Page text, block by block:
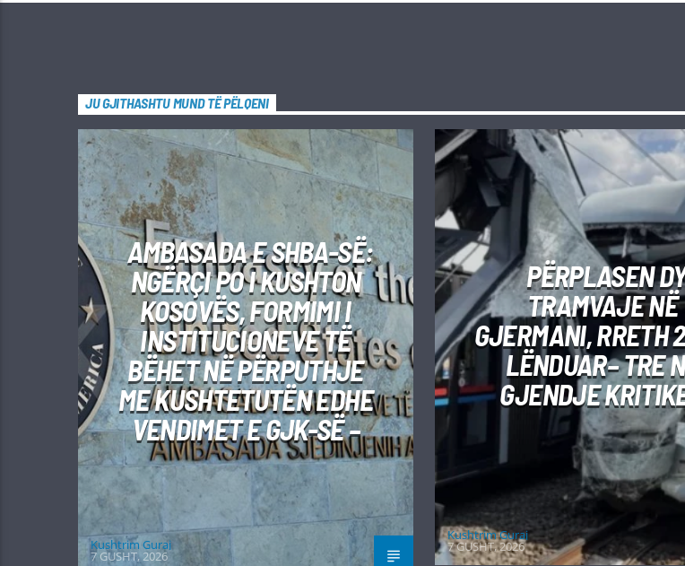
JU GJITHASHTU MUND TË PËLQENI
AMBASADA E SHBA-SË:
NGËRÇI PO I KUSHTON
KOSOVËS, FORMIMI I
INSTITUCIONEVE TË
BËHET NË PËRPUTHJE
ME KUSHTETUTËN EDHE
VENDIMET E GJK-SË –
Kushtrim Guraj
7 GUSHT, 2026
PËRPLASEN
TRAMVAJE NË
GJERMANI, RRETH
LËNDUAR– TRE
GJENDJE
Kushtrim Guraj
7 GUSHT, 2026